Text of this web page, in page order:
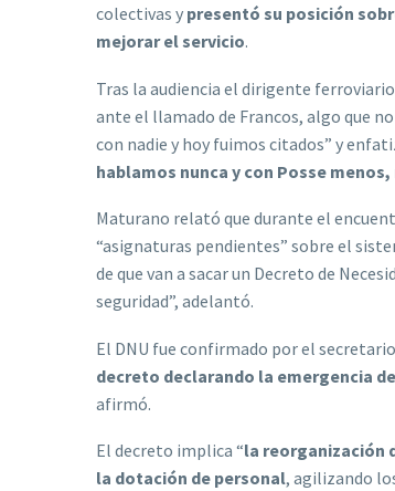
colectivas y presentó su posición
mejorar el servicio.
Tras la audiencia el dirigente
ante el llamado de Francos, algo que
con nadie y hoy fuimos citados” y
hablamos nunca y con Posse
Maturano relató que durante el
“asignaturas pendientes” sobre el
de que van a sacar un Decreto de
seguridad”, adelantó.
El DNU fue confirmado por el
decreto declarando la emergencia
afirmó.
El decreto implica “la reorganización
la dotación de personal, agilizando